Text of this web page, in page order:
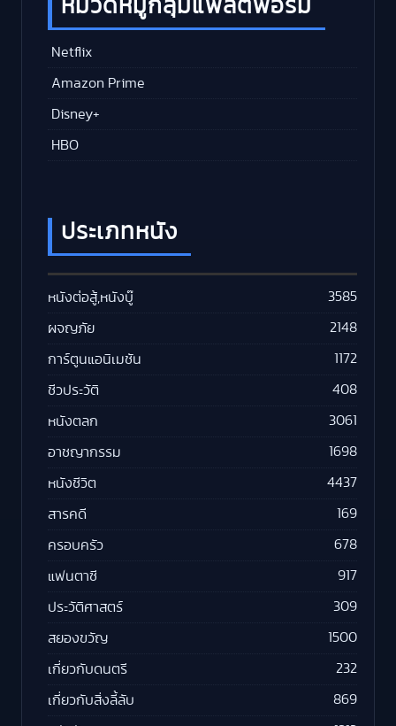
หมวดหมู่กลุ่มแพลตฟอร์ม
Netflix
Amazon Prime
Disney+
HBO
ประเภทหนัง
หนังต่อสู้,หนังบู๊ 3585
ผจญภัย 2148
การ์ตูนแอนิเมชัน 1172
ชีวประวัติ 408
หนังตลก 3061
อาชญากรรม 1698
หนังชีวิต 4437
สารคดี 169
ครอบครัว 678
แฟนตาซี 917
ประวัติศาสตร์ 309
สยองขวัญ 1500
เกี่ยวกับดนตรี 232
เกี่ยวกับสิ่งลี้ลับ 869